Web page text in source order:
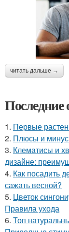
читать дальше →
Последние
1. Первые
2. Плюсы и
3. Клематисы и
дизайне:
4. Как посадить
сажать весной?
5. Цветок
Правила ухода
6. Топ